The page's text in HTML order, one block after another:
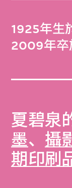
1925年生
2009年卒
夏碧泉
墨、 攝
期印刷